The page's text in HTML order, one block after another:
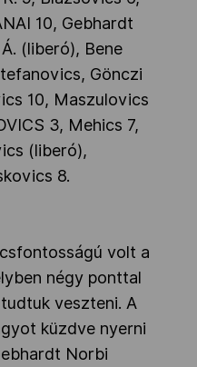
10, Gebhardt
(liberó), Bene
Gönczi
10, Maszulovics
3, Mehics 7,
(liberó),
8.
volt a
négy ponttal
veszteni. A
küzdve nyerni
Norbi